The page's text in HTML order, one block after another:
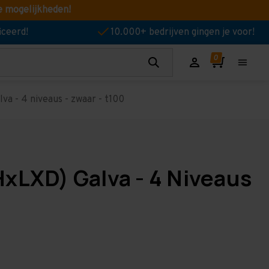
mogelijkheden!
10.000+ bedrijven gingen je voor!
- 4 niveaus - zwaar - t100
Galva - 4 Niveaus